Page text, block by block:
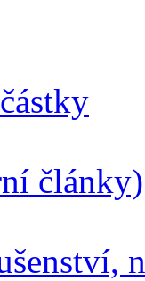
články)